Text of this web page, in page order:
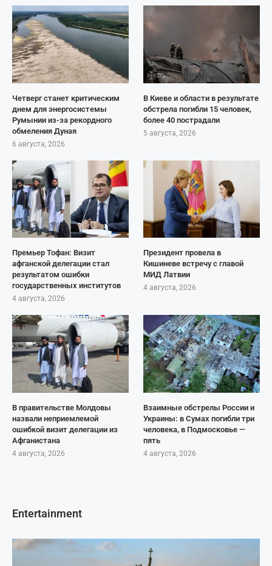
Четверг станет критическим
днем для энергосистемы
Румынии из-за рекордного
обмеления Дуная
6 августа, 2026
В Киеве и области в результате
обстрела погибли 15 человек,
более 40 пострадали
5 августа, 2026
Премьер Тофан: Визит
афганской делегации стал
результатом ошибки
государственных институтов
4 августа, 2026
Президент провела в
Кишиневе встречу с главой
МИД Латвии
4 августа, 2026
В правительстве Молдовы
назвали неприемлемой
ошибкой визит делегации из
Афганистана
4 августа, 2026
Взаимные обстрелы России и
Украины: в Сумах погибли три
человека, в Подмосковье —
пять
4 августа, 2026
Entertainment